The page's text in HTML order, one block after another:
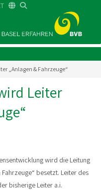
„Anlagen & Fahrzeuge“
Leiter
wird die Leitung
besetzt. Leiter des
bisherige Leiter a.i.